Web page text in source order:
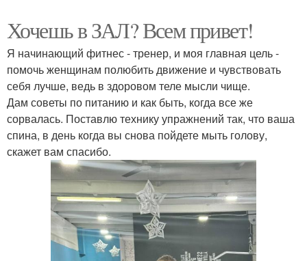
Хочешь в ЗАЛ? Всем привет!
Я начинающий фитнес - тренер, и моя главная цель -
помочь женщинам полюбить движение и чувствовать
себя лучше, ведь в здоровом теле мысли чище.
Дам советы по питанию и как быть, когда все же
сорвалась. Поставлю технику упражнений так, что ваша
спина, в день когда вы снова пойдете мыть голову,
скажет вам спасибо.